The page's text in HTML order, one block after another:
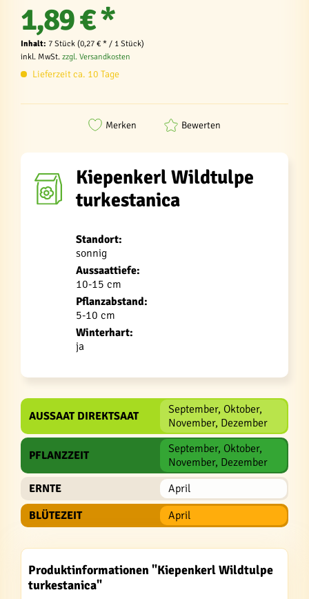
1,89 € *
Inhalt: 7 Stück (0,27 € * / 1 Stück)
inkl. MwSt. zzgl. Versandkosten
Lieferzeit ca. 10 Tage
Merken Bewerten
Kiepenkerl Wildtulpe
turkestanica
Standort:
sonnig
Aussaattiefe:
10-15 cm
Pflanzabstand:
5-10 cm
Winterhart:
ja
AUSSAAT DIREKTSAAT
September, Oktober,
November, Dezember
PFLANZZEIT
September, Oktober,
November, Dezember
ERNTE
April
BLÜTEZEIT
April
Produktinformationen "Kiepenkerl Wildtulpe
turkestanica"